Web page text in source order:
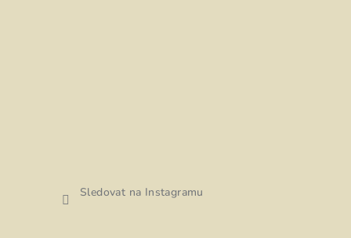
Sledovat na Instagramu